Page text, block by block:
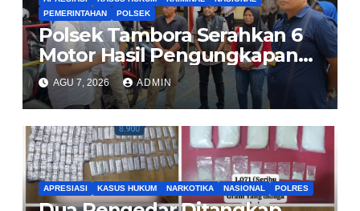
PEMERINTAHAN
POLSEK
Polsek Tambora Serahkan 6
Motor Hasil Pengungkapan
Kasus Curanmor Kepada
Pemilik Yang sah
AGU 7, 2026 ADMIN
APRESIASI KASUS HUKUM NARKOTIKA NASIONAL POLRES